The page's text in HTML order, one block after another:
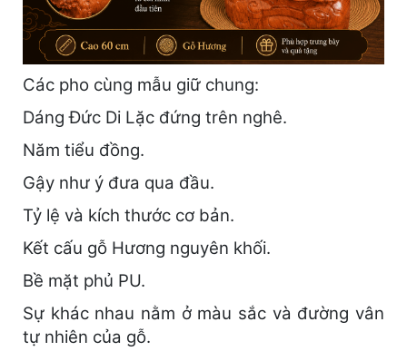
Các pho cùng mẫu giữ chung:
Dáng Đức Di Lặc đứng trên nghê.
Năm tiểu đồng.
Gậy như ý đưa qua đầu.
Tỷ lệ và kích thước cơ bản.
Kết cấu gỗ Hương nguyên khối.
Bề mặt phủ PU.
Sự khác nhau nằm ở màu sắc và đường vân
tự nhiên của gỗ.